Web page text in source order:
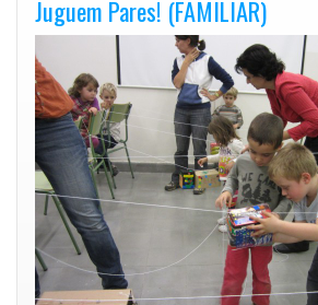
Juguem Pares! (FAMILIAR)